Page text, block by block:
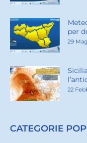
per
29
22
CATEGORIE